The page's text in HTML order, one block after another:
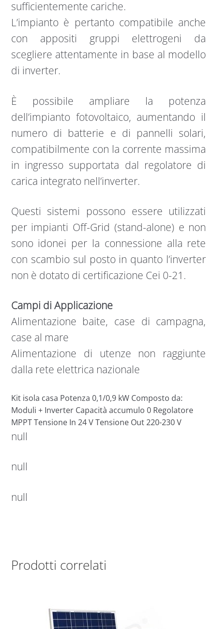
sufficientemente cariche.
L’impianto è pertanto compatibile anche
con appositi gruppi elettrogeni da
scegliere attentamente in base al modello
di inverter.
È possibile ampliare la potenza
dell’impianto fotovoltaico, aumentando il
numero di batterie e di pannelli solari,
compatibilmente con la corrente massima
in ingresso supportata dal regolatore di
carica integrato nell’inverter.
Questi sistemi possono essere utilizzati
per impianti Off-Grid (stand-alone) e non
sono idonei per la connessione alla rete
con scambio sul posto in quanto l’inverter
non è dotato di certificazione Cei 0-21.
Campi di Applicazione
Alimentazione baite, case di campagna,
case al mare
Alimentazione di utenze non raggiunte
dalla rete elettrica nazionale
Kit isola casa Potenza 0,1/0,9 kW Composto da:
Moduli + Inverter Capacità accumulo 0 Regolatore
MPPT Tensione In 24 V Tensione Out 220-230 V
null
null
null
Prodotti correlati